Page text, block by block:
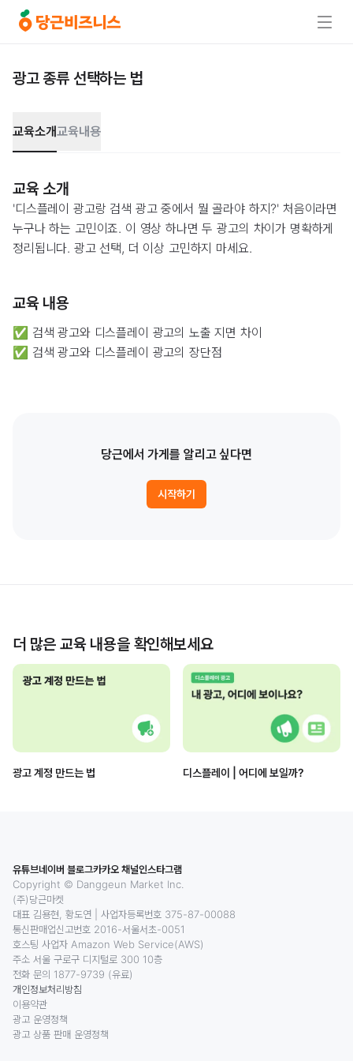
광고 종류 선택하는 법
교육소개교육내용
교육 소개
'디스플레이 광고랑 검색 광고 중에서 뭘 골라야 하지?' 처음이라면
누구나 하는 고민이죠. 이 영상 하나면 두 광고의 차이가 명확하게
정리됩니다. 광고 선택, 더 이상 고민하지 마세요.
교육 내용
✅ 검색 광고와 디스플레이 광고의 노출 지면 차이
✅ 검색 광고와 디스플레이 광고의 장단점
당근에서 가게를 알리고 싶다면
시작하기
더 많은 교육 내용을 확인해보세요
광고 계정 만드는 법 디스플레이 | 어디에 보일까?
유튜브네이버 블로그카카오 채널인스타그램
Copyright © Danggeun Market Inc.
(주)당근마켓
대표 김용현, 황도연
사업자등록번호 375-87-00088
통신판매업신고번호 2016-서울서초-0051
호스팅 사업자 Amazon Web Service(AWS)
주소 서울 구로구 디지털로 300 10층
전화 문의 1877-9739 (유료)
개인정보처리방침
이용약관
광고 운영정책
광고 상품 판매 운영정책